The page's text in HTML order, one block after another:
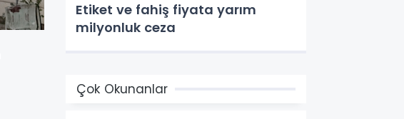
Etiket ve fahiş fiyata yarım
milyonluk ceza
Çok Okunanlar